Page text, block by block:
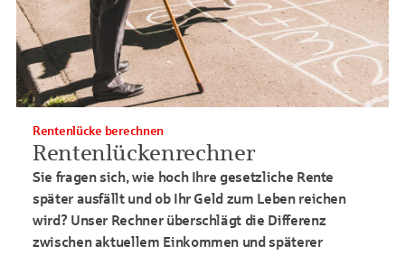
Rentenlückenrechner
Rentenlücke berechnen
Sie fragen sich, wie hoch Ihre gesetzliche Rente
später ausfällt und ob Ihr Geld zum Leben reichen
wird? Unser Rechner überschlägt die Differenz
zwischen aktuellem Einkommen und späterer